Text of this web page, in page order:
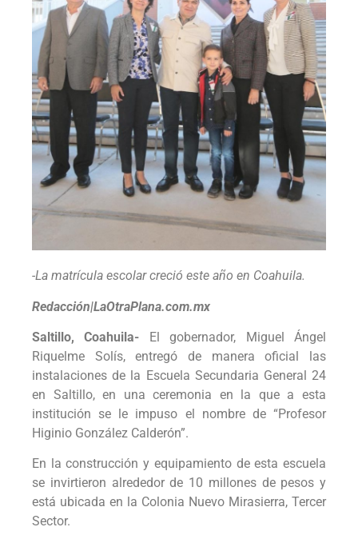
-La matrícula escolar creció este año en Coahuila.
Redacción|LaOtraPlana.com.mx
Saltillo, Coahuila- El gobernador, Miguel Ángel
Riquelme Solís, entregó de manera oficial las
instalaciones de la Escuela Secundaria General 24
en Saltillo, en una ceremonia en la que a esta
institución se le impuso el nombre de “Profesor
Higinio González Calderón”.
En la construcción y equipamiento de esta escuela
se invirtieron alrededor de 10 millones de pesos y
está ubicada en la Colonia Nuevo Mirasierra, Tercer
Sector.